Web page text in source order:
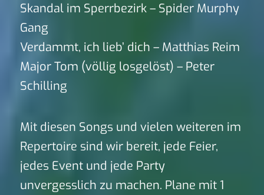
Skandal im Sperrbezirk – Spider Murphy
Gang
Verdammt, ich lieb’ dich – Matthias Reim
Major Tom (völlig losgelöst) – Peter
Schilling
Mit diesen Songs und vielen weiteren im
Repertoire sind wir bereit, jede Feier,
jedes Event und jede Party
unvergesslich zu machen. Plane mit 1